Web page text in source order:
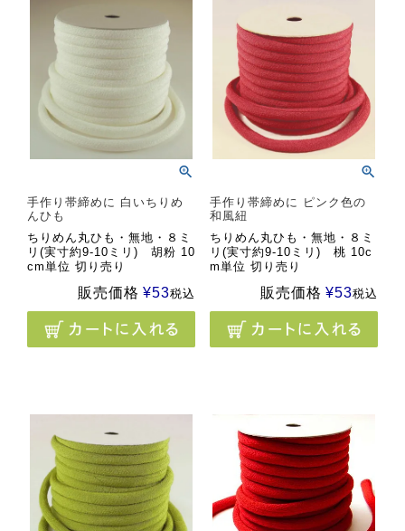
手作り帯締めに 白いちりめ
んひも
ちりめん丸ひも・無地・８ミ
リ(実寸約9-10ミリ) 胡粉 10
cm単位 切り売り
販売価格 ¥53税込
手作り帯締めに ピンク色の
和風紐
ちりめん丸ひも・無地・８ミ
リ(実寸約9-10ミリ) 桃 10c
m単位 切り売り
販売価格 ¥53税込